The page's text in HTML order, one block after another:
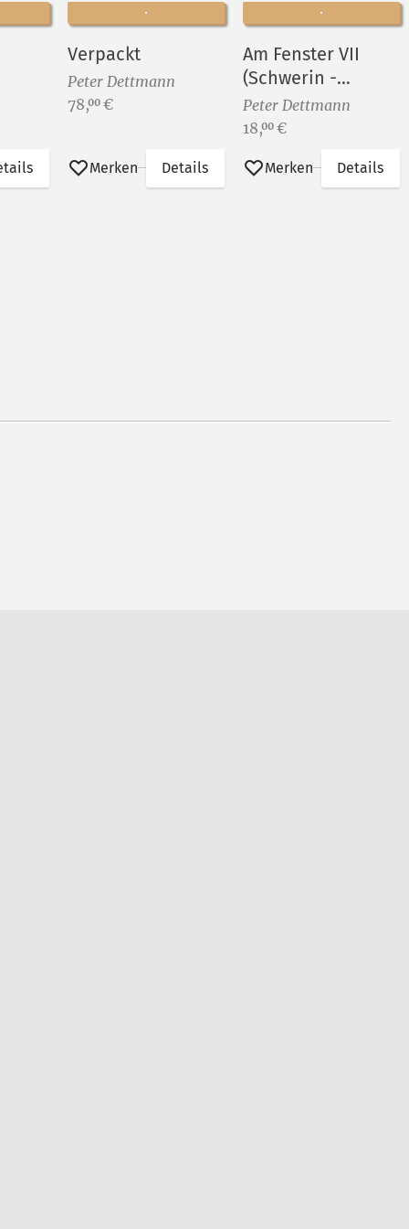
Verpackt
Peter Dettmann
Preis:
78,00 €
Merken Details
Am Fenster VII
(Schwerin -
Wismarsche
Straße)
Peter Dettmann
Preis:
18,00 €
Merken Details